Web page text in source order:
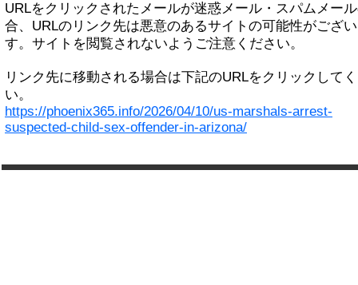
URLをクリックされたメールが迷惑メール・スパムメー
合、URLのリンク先は悪意のあるサイトの可能性がござ
す。サイトを閲覧されないようご注意ください。
リンク先に移動される場合は下記のURLをクリックして
い。
https://phoenix365.info/2026/04/10/us-marshals-arrest-
suspected-child-sex-offender-in-arizona/